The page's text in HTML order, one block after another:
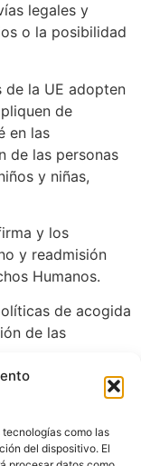
como las
del dispositivo. El
legales y
o la posibilidad
de la UE adopten
de
en las
de las personas
y niñas,
y los
y readmisión
Humanos.
de acogida
de las